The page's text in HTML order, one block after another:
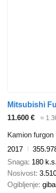
11.600 € ≈
Kamion furgon
2017
Snaga 180
Nosivost
Ogibljenje